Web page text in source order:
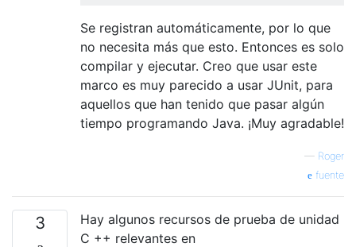
Se registran automáticamente, por lo que
no necesita más que esto. Entonces es solo
compilar y ejecutar. Creo que usar este
marco es muy parecido a usar JUnit, para
aquellos que han tenido que pasar algún
tiempo programando Java. ¡Muy agradable!
— Roger
fuente
3
Hay algunos recursos de prueba de unidad
C ++ relevantes en